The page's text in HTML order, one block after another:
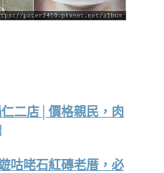
二店│價格親民，肉
咕咾石紅磚老厝，必